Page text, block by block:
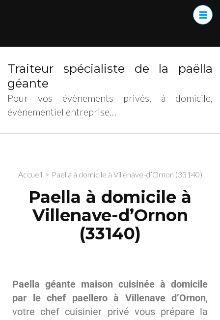
Traiteur spécialiste de la paëlla
géante
Pour vos évènements privés, à domicile,
évènementiel entreprise…
Accueil > Paella à domicile à Villenave-d’Ornon (33140)
Paella à domicile à
Villenave-d’Ornon
(33140)
Paella géante maison cuisinée à domicile
par le chef paellero à Villenave d’Ornon,
votre chef cuisinier privé vous prépare la